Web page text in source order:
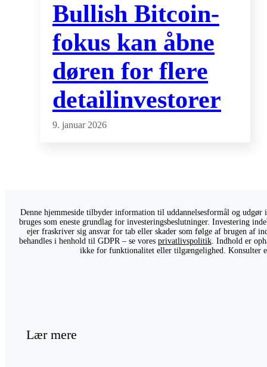
Bullish Bitcoin-
fokus kan åbne
døren for flere
detailinvestorer
9. januar 2026
Denne hjemmeside tilbyder information til uddannelsesformål og
bruges som eneste grundlag for investeringsbeslutninger. Investering
ejer fraskriver sig ansvar for tab eller skader som følge af brugen af
behandles i henhold til GDPR – se vores privatlivspolitik. Indhold er
ikke for funktionalitet eller tilgængelighed. Konsulter
Lær mere